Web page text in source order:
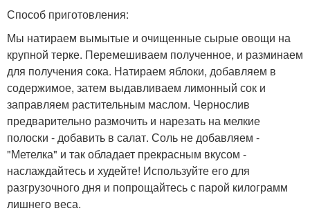
Способ приготовления:
Мы натираем вымытые и очищенные сырые овощи на
крупной терке. Перемешиваем полученное, и разминаем
для получения сока. Натираем яблоки, добавляем в
содержимое, затем выдавливаем лимонный сок и
заправляем растительным маслом. Чернослив
предварительно размочить и нарезать на мелкие
полоски - добавить в салат. Соль не добавляем -
"Метелка" и так обладает прекрасным вкусом -
наслаждайтесь и худейте! Используйте его для
разгрузочного дня и попрощайтесь с парой килограмм
лишнего веса.